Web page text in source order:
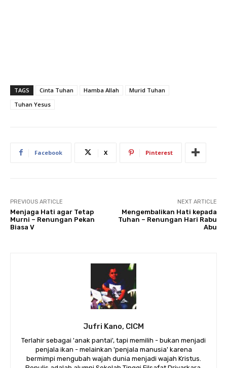
TAGS Cinta Tuhan Hamba Allah
Murid Tuhan
Tuhan Yesus
Facebook X Pinterest
PREVIOUS ARTICLE
Menjaga Hati agar Tetap
Murni – Renungan Pekan
Biasa V
NEXT ARTICLE
Mengembalikan Hati kepada
Tuhan – Renungan Hari Rabu
Abu
Jufri Kano, CICM
Terlahir sebagai 'anak pantai', tapi memilih - bukan menjadi
penjala ikan - melainkan 'penjala manusia' karena
bermimpi mengubah wajah dunia menjadi wajah Kristus.